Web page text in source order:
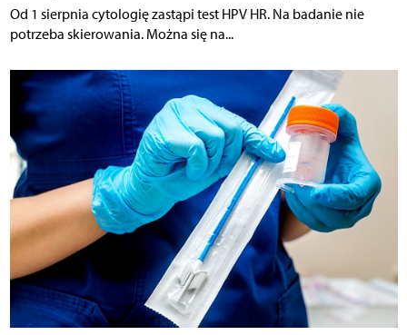
Od 1 sierpnia cytologię zastąpi test HPV HR. Na badanie nie
potrzeba skierowania. Można się na...